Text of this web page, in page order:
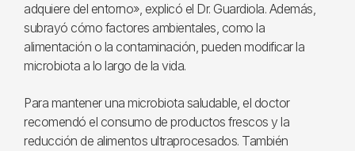
adquiere del entorno», explicó el Dr. Guardiola. Además,
subrayó cómo factores ambientales, como la
alimentación o la contaminación, pueden modificar la
microbiota a lo largo de la vida.
Para mantener una microbiota saludable, el doctor
recomendó el consumo de productos frescos y la
reducción de alimentos ultraprocesados. También